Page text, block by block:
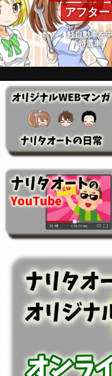
アフタ
軽自動車を
「特選車」